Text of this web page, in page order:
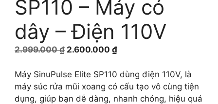
SP110 – Máy có
dây – Điện 110V
2.999.000₫ Giá
là:
2.999.000 ₫.
2.600.000 ₫Giá
tại
là:
2.600.000 ₫.
Máy SinuPulse Elite SP110 dùng điện 110V, là
máy súc rửa mũi xoang có cấu tạo vô cùng tiện
dụng, giúp bạn dễ dàng, nhanh chóng, hiệu quả